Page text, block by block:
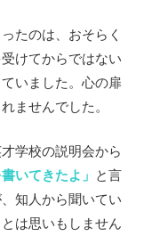
たのは、おそらく
けてからではない
いました。心の扉
ませんでした。
学校の説明会から
いてきたよ」 と言
知人から聞いてい
は思いもしません